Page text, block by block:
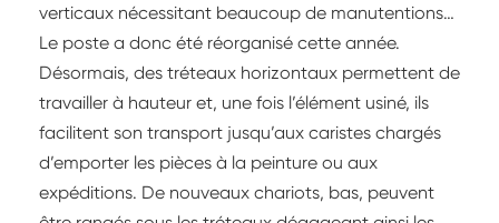
verticaux nécessitant beaucoup de manutentions…
Le poste a donc été réorganisé cette année.
Désormais, des tréteaux horizontaux permettent de
travailler à hauteur et, une fois l’élément usiné, ils
facilitent son transport jusqu’aux caristes chargés
d’emporter les pièces à la peinture ou aux
expéditions. De nouveaux chariots, bas, peuvent